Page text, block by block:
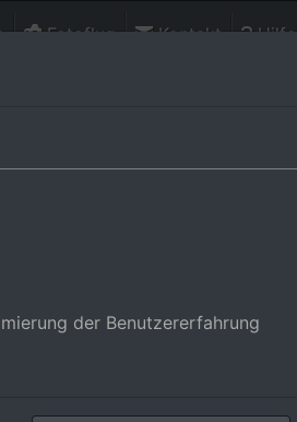
Fotoflug Kontakt Hilfe
der Benutzererfahrung